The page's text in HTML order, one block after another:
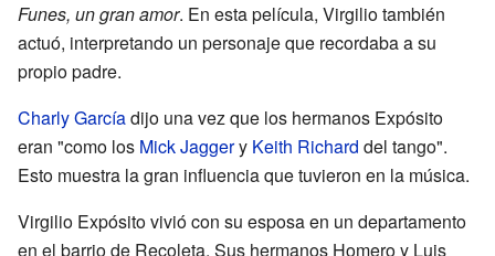
Funes, un gran amor. En esta película, Virgilio también
actuó, interpretando un personaje que recordaba a su
propio padre.
Charly Garcíadijo una vez que los hermanos Expósito
eran "como los Mick Jaggery Keith Richard del tango".
Esto muestra la gran influencia que tuvieron en la música.
Virgilio Expósito vivió con su esposa en un departamento
en el barrio de Recoleta. Sus hermanos Homero y Luis